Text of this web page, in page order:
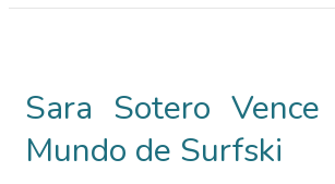
de
Mar
Oeiras
Sara Sotero
Mundo de Surfski